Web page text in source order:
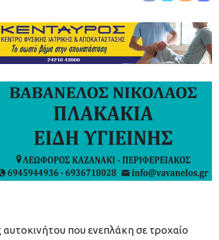
αυτοκινήτου που ενεπλάκη σε τροχαίο